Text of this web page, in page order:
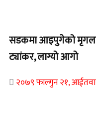
सडकमा आइपुगेको
ट्यांकर, लाग्यो आगो
२०७९ फाल्गुन २१,